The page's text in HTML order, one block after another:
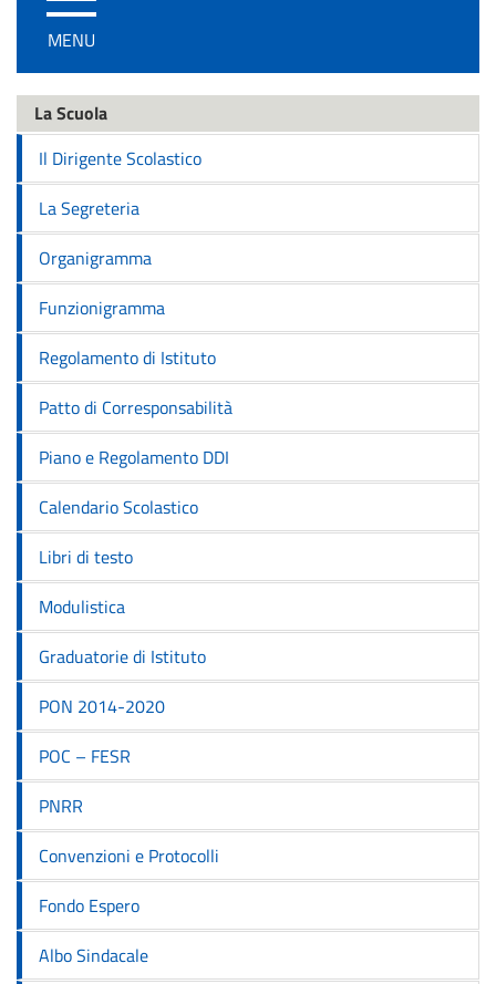
/
disattiva
navigazione
MENU
La Scuola
Il Dirigente Scolastico
La Segreteria
Organigramma
Funzionigramma
Regolamento di Istituto
Patto di Corresponsabilità
Piano e Regolamento DDI
Calendario Scolastico
Libri di testo
Modulistica
Graduatorie di Istituto
PON 2014-2020
POC – FESR
PNRR
Convenzioni e Protocolli
Fondo Espero
Albo Sindacale